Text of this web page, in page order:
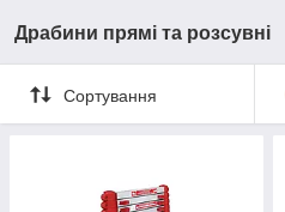
Драбини прямі та розсувні
Сортування